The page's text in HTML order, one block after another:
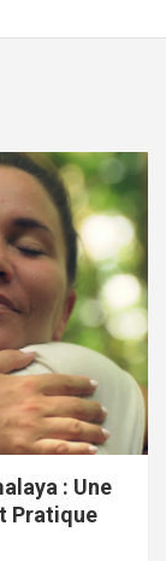
: Une
Pratique